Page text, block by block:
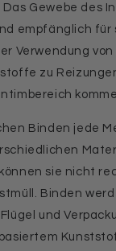
Gewebe des
empfänglich für
Verwendung
zu
Binden jede
sie nicht
Binden
und